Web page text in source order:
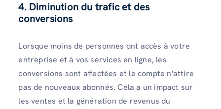
4. Diminution du trafic et des
conversions
Lorsque moins de personnes ont accès à votre
entreprise et à vos services en ligne, les
conversions sont affectées et le compte n'attire
pas de nouveaux abonnés. Cela a un impact sur
les ventes et la génération de revenus du